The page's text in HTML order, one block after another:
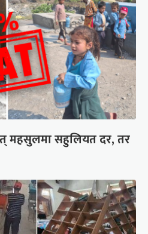
महसुलमा सहुलियत दर, तर